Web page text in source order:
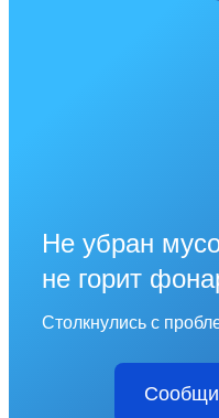
Не убран
не горит
Столкнулись с